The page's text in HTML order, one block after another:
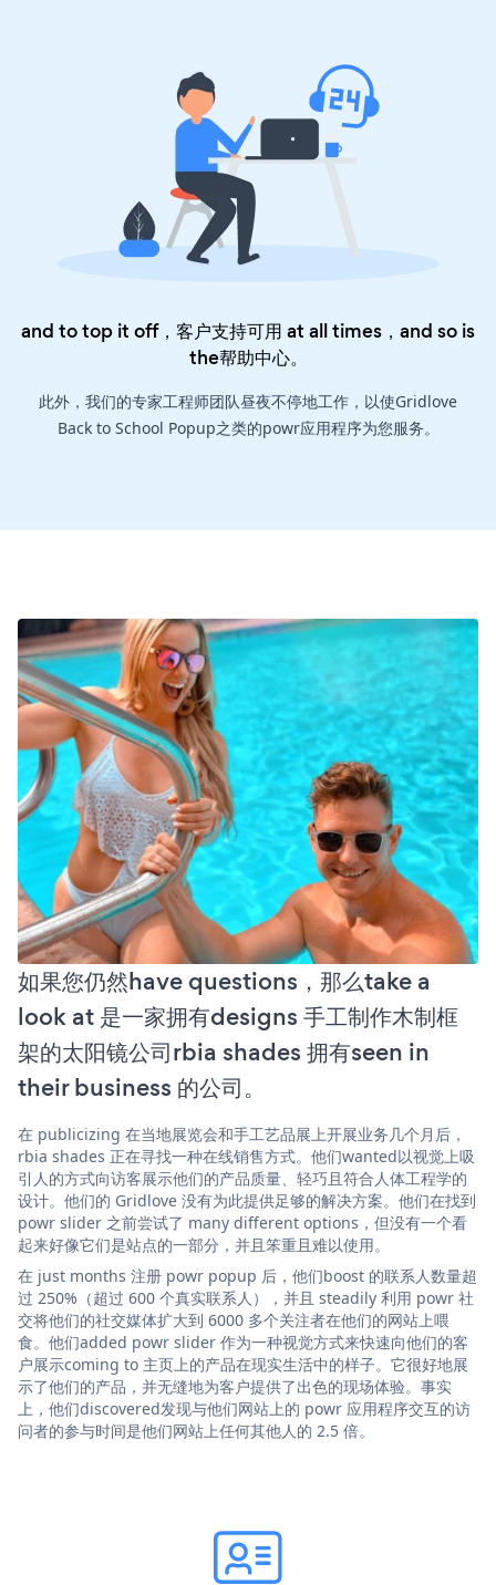
and to top it off，客户支持可用 at all times，and so is
the帮助中心。
此外，我们的专家工程师团队昼夜不停地工作，以使Gridlove
Back to School Popup之类的powr应用程序为您服务。
如果您仍然have questions，那么take a
look at 是一家拥有designs 手工制作木制框
架的太阳镜公司rbia shades 拥有seen in
their business 的公司。
在 publicizing 在当地展览会和手工艺品展上开展业务几个月后，
rbia shades 正在寻找一种在线销售方式。他们wanted以视觉上吸
引人的方式向访客展示他们的产品质量、轻巧且符合人体工程学的
设计。他们的 Gridlove 没有为此提供足够的解决方案。他们在找到
powr slider 之前尝试了 many different options，但没有一个看
起来好像它们是站点的一部分，并且笨重且难以使用。
在 just months 注册 powr popup 后，他们boost 的联系人数量超
过 250%（超过 600 个真实联系人），并且 steadily 利用 powr 社
交将他们的社交媒体扩大到 6000 多个关注者在他们的网站上喂
食。他们added powr slider 作为一种视觉方式来快速向他们的客
户展示coming to 主页上的产品在现实生活中的样子。它很好地展
示了他们的产品，并无缝地为客户提供了出色的现场体验。事实
上，他们discovered发现与他们网站上的 powr 应用程序交互的访
问者的参与时间是他们网站上任何其他人的 2.5 倍。